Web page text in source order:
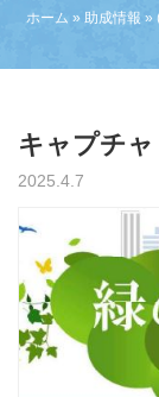
ホーム » 助成情報 »
キャプチャ
2025.4.7